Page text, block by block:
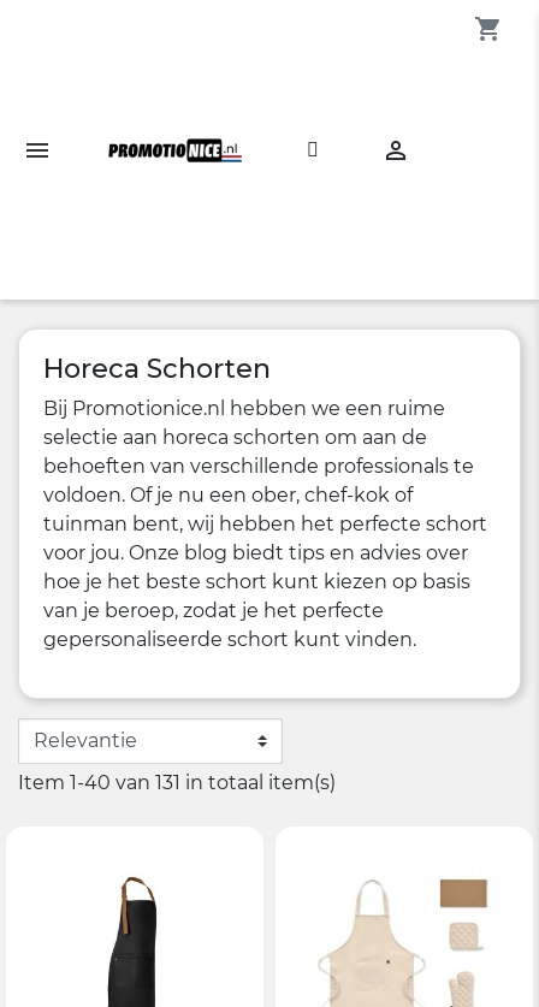

shopping_cart
Horeca Schorten
Bij Promotionice.nl hebben we een ruime
selectie aan horeca schorten om aan de
behoeften van verschillende professionals te
voldoen. Of je nu een ober, chef-kok of
tuinman bent, wij hebben het perfecte schort
voor jou. Onze blog biedt tips en advies over
hoe je het beste schort kunt kiezen op basis
van je beroep, zodat je het perfecte
gepersonaliseerde schort kunt vinden.
Item 1-40 van 131 in totaal item(s)